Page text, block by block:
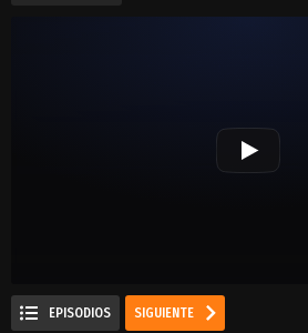
EPISODIOS SIGUIENTE